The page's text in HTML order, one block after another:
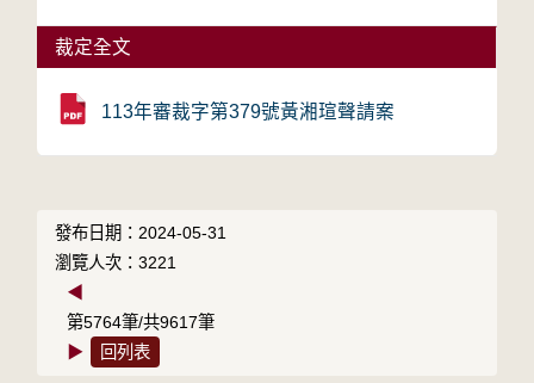
裁定全文
113年審裁字第379號黃湘瑄聲請案
發布日期：2024-05-31
瀏覽人次：3221
◀
第5764筆/共9617筆
▶
回列表